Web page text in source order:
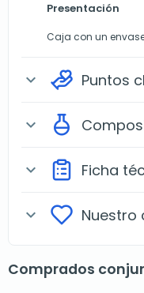
Presentación
Caja con un
expand_more Puntos
expand_more
expand_more Ficha
expand_more Nuestro
Comprados